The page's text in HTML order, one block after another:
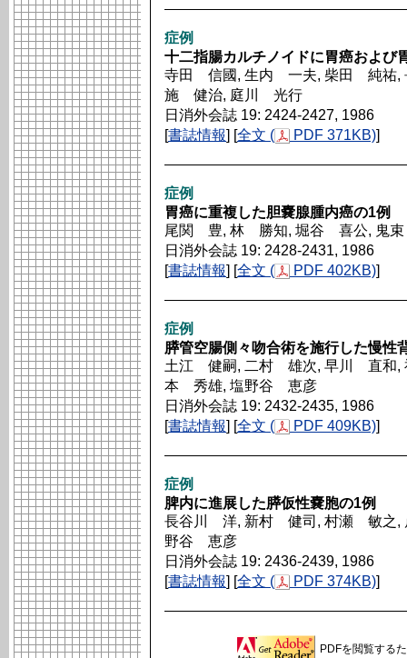
症例
十二指腸カルチノイドに胃癌および
寺田 信國, 生内 一夫, 柴田 純祐,
施 健治, 庭川 光行
日消外会誌 19: 2424-2427, 1986
[書誌情報] [全文 ( PDF 371KB)]
症例
胃癌に重複した胆嚢腺腫内癌の1例
尾関 豊, 林 勝知, 堀谷 喜公, 鬼
日消外会誌 19: 2428-2431, 1986
[書誌情報] [全文 ( PDF 402KB)]
症例
膵管空腸側々吻合術を施行した慢性
土江 健嗣, 二村 雄次, 早川 直和
本 秀雄, 塩野谷 恵彦
日消外会誌 19: 2432-2435, 1986
[書誌情報] [全文 ( PDF 409KB)]
症例
脾内に進展した膵仮性嚢胞の1例
長谷川 洋, 新村 健司, 村瀬 敏之,
野谷 恵彦
日消外会誌 19: 2436-2439, 1986
[書誌情報] [全文 ( PDF 374KB)]
PDFを閲覧する